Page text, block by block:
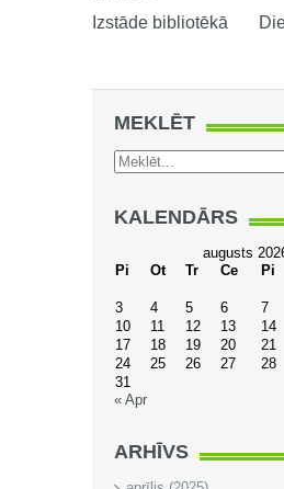
Izstāde bibliotēkā
MEKLĒT
KALENDĀRS
augusts
Pi
Ot Tr Ce Pi
3
4 5 6 7
10
11 12 13 14
17
18 19 20 21
24
25 26 27 28
31
« Apr
ARHĪVS